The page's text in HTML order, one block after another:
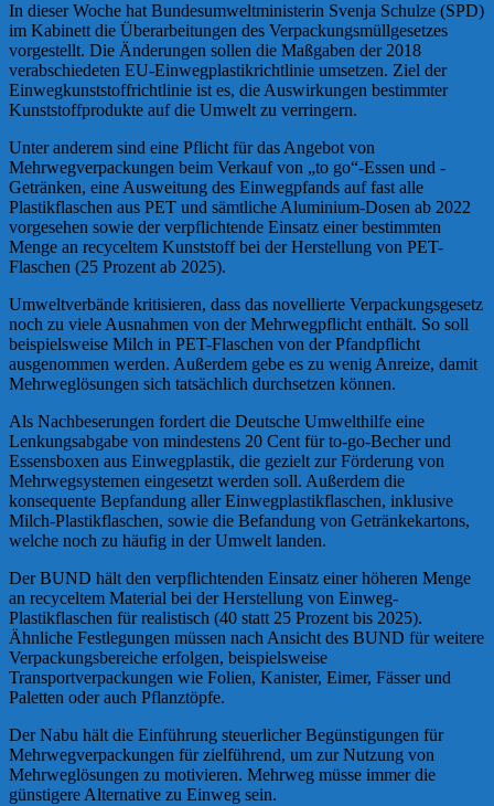
In dieser Woche hat Bundesumweltministerin Svenja Schulze (SPD)
im Kabinett die Überarbeitungen des Verpackungsmüllgesetzes
vorgestellt. Die Änderungen sollen die Maßgaben der 2018
verabschiedeten EU-Einwegplastikrichtlinie umsetzen. Ziel der
Einwegkunststoffrichtlinie ist es, die Auswirkungen bestimmter
Kunststoffprodukte auf die Umwelt zu verringern.
Unter anderem sind eine Pflicht für das Angebot von
Mehrwegverpackungen beim Verkauf von „to go“-Essen und -
Getränken, eine Ausweitung des Einwegpfands auf fast alle
Plastikflaschen aus PET und sämtliche Aluminium-Dosen ab 2022
vorgesehen sowie der verpflichtende Einsatz einer bestimmten
Menge an recyceltem Kunststoff bei der Herstellung von PET-
Flaschen (25 Prozent ab 2025).
Umweltverbände kritisieren, dass das novellierte Verpackungsgesetz
noch zu viele Ausnahmen von der Mehrwegpflicht enthält. So soll
beispielsweise Milch in PET-Flaschen von der Pfandpflicht
ausgenommen werden. Außerdem gebe es zu wenig Anreize, damit
Mehrweglösungen sich tatsächlich durchsetzen können.
Als Nachbeserungen fordert die Deutsche Umwelthilfe eine
Lenkungsabgabe von mindestens 20 Cent für to-go-Becher und
Essensboxen aus Einwegplastik, die gezielt zur Förderung von
Mehrwegsystemen eingesetzt werden soll. Außerdem die
konsequente Bepfandung aller Einwegplastikflaschen, inklusive
Milch-Plastikflaschen, sowie die Befandung von Getränkekartons,
welche noch zu häufig in der Umwelt landen.
Der BUND hält den verpflichtenden Einsatz einer höheren Menge
an recyceltem Material bei der Herstellung von Einweg-
Plastikflaschen für realistisch (40 statt 25 Prozent bis 2025).
Ähnliche Festlegungen müssen nach Ansicht des BUND für weitere
Verpackungsbereiche erfolgen, beispielsweise
Transportverpackungen wie Folien, Kanister, Eimer, Fässer und
Paletten oder auch Pflanztöpfe.
Der Nabu hält die Einführung steuerlicher Begünstigungen für
Mehrwegverpackungen für zielführend, um zur Nutzung von
Mehrweglösungen zu motivieren. Mehrweg müsse immer die
günstigere Alternative zu Einweg sein.